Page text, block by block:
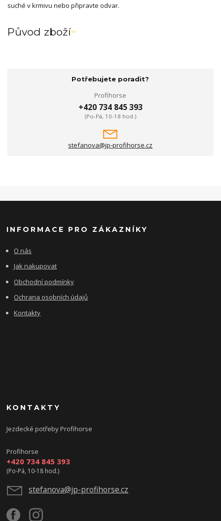
suché v krmivu nebo připravte odvar.
Původ zboží
Potřebujete poradit?
Profihorse
+420 734 845 393
(Po-Pá, 10-18 hod.)
stefanova@jp-profihorse.cz
INFORMACE PRO ZÁKAZNÍKY
O nás
Jak nakupovat
Obchodní podmínky
Ochrana osobních údajů
Kontakty
KONTAKTY
Jezdecké potřeby Profihorse
Profihorse
+420 734 845 393
(Po-Pá, 10-18 hod.)
stefanova@jp-profihorse.cz